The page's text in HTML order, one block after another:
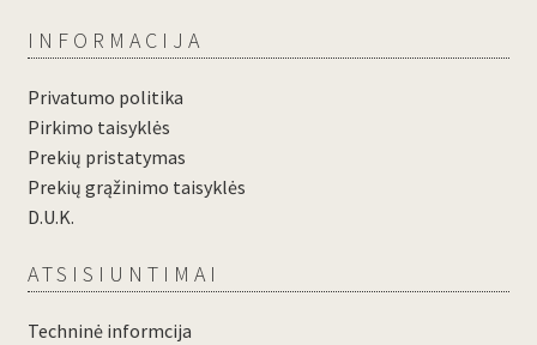
INFORMACIJA
Privatumo politika
Pirkimo taisyklės
Prekių pristatymas
Prekių grąžinimo taisyklės
D.U.K.
ATSISIUNTIMAI
Techninė informcija